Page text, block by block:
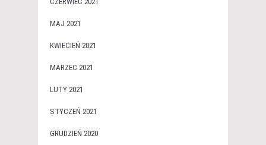
MAJ 2021
KWIECIEŃ 2021
MARZEC 2021
LUTY 2021
STYCZEŃ 2021
GRUDZIEŃ 2020